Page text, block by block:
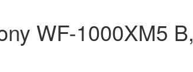
WF-1000XM5 B,